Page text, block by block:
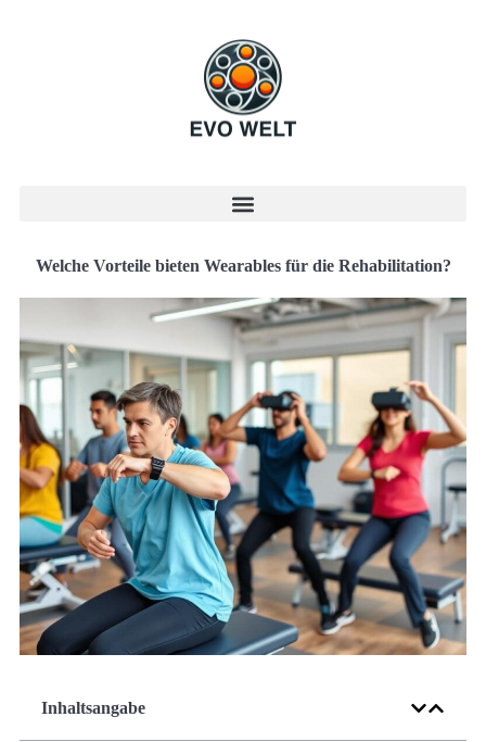
Welche Vorteile bieten Wearables für die Rehabilitation?
Inhaltsangabe